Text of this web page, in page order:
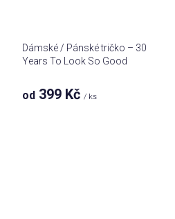
Dámské / Pánské tričko – 30
Years To Look So Good
od 399 Kč / ks